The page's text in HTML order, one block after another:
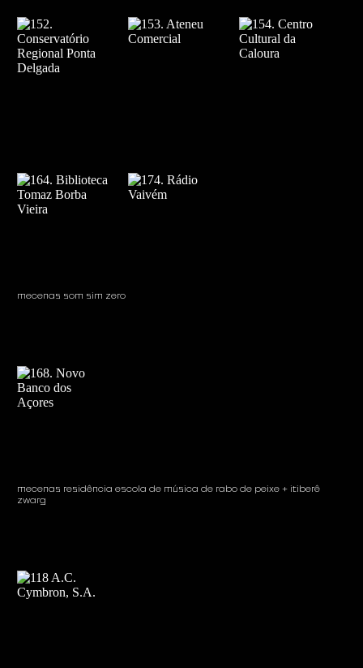
mecenas som sim zero
mecenas residência escola de música de rabo de peixe + itiberê
zwarg